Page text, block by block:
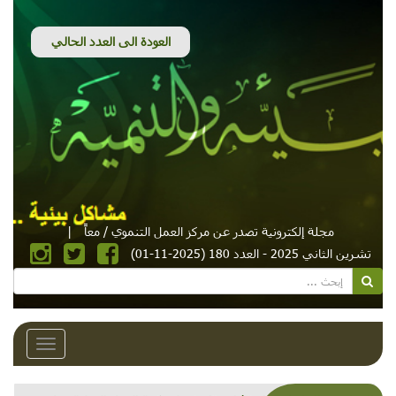
مجلة إلكترونية تصدر عن مركز العمل التنموي / معاً
|
تشرين الثاني 2025 - العدد 180 (2025-11-01)
Toggle